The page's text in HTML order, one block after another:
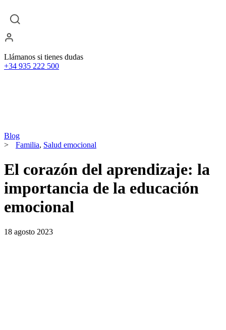
Llámanos si tienes dudas
+34 935 222 500
Blog
>
Familia, Salud emocional
El corazón del aprendizaje: la
importancia de la educación
emocional
18 agosto 2023